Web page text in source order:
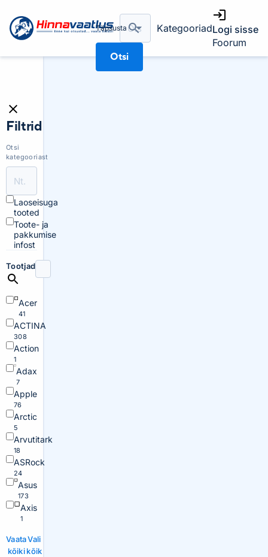
Täpsusta
Otsi
KategooriadLogi sisse
Foorum
Filtrid
Otsi
kategooriast
Laoseisuga
tooted
Toote- ja
pakkumise
infost
Tootjad
Acer
41
ACTINA
308
Action
1
Adax
7
Apple
76
Arctic
5
Arvutitark
18
ASRock
24
Asus
173
Axis
1
Vaata
kõiki
Vali
kõik